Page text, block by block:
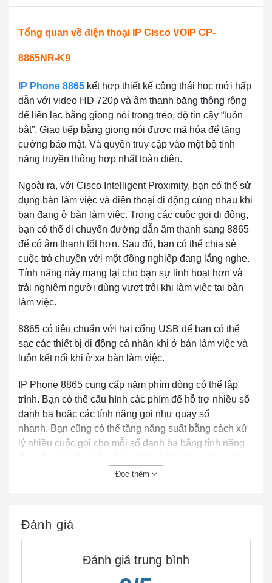
Tổng quan về điện thoại IP Cisco VOIP CP-
8865NR-K9
IP Phone 8865 kết hợp thiết kế công thái học mới hấp
dẫn với video HD 720p và âm thanh băng thông rộng
để liên lạc bằng giọng nói trong trẻo, độ tin cậy “luôn
bật”. Giao tiếp bằng giọng nói được mã hóa để tăng
cường bảo mật. Và quyền truy cập vào một bộ tính
năng truyền thông hợp nhất toàn diện.
Ngoài ra, với Cisco Intelligent Proximity, bạn có thể sử
dụng bàn làm việc và điện thoại di động cùng nhau khi
bạn đang ở bàn làm việc. Trong các cuộc gọi di động,
bạn có thể di chuyển đường dẫn âm thanh sang 8865
để có âm thanh tốt hơn. Sau đó, bạn có thể chia sẻ
cuộc trò chuyện với một đồng nghiệp đang lắng nghe.
Tính năng này mang lại cho bạn sự linh hoạt hơn và
trải nghiệm người dùng vượt trội khi làm việc tại bàn
làm việc.
8865 có tiêu chuẩn với hai cổng USB để bạn có thể
sạc các thiết bị di động cá nhân khi ở bàn làm việc và
luôn kết nối khi ở xa bàn làm việc.
IP Phone 8865 cung cấp năm phím dòng có thể lập
trình. Bạn có thể cấu hình các phím để hỗ trợ nhiều số
danh bạ hoặc các tính năng gọi như quay số
nhanh. Bạn cũng có thể tăng năng suất bằng cách xử
lý nhiều cuộc gọi cho mỗi số danh bạ bằng tính năng
định cho phép bạn truy cập một chạm vào các ứng
chuyển đổi qua các menu dễ dàng hơn. Các phím âm
chọn và chuyển đổi đường dẫn âm thanh.
Đọc thêm
Đánh giá
Đánh giá trung bình